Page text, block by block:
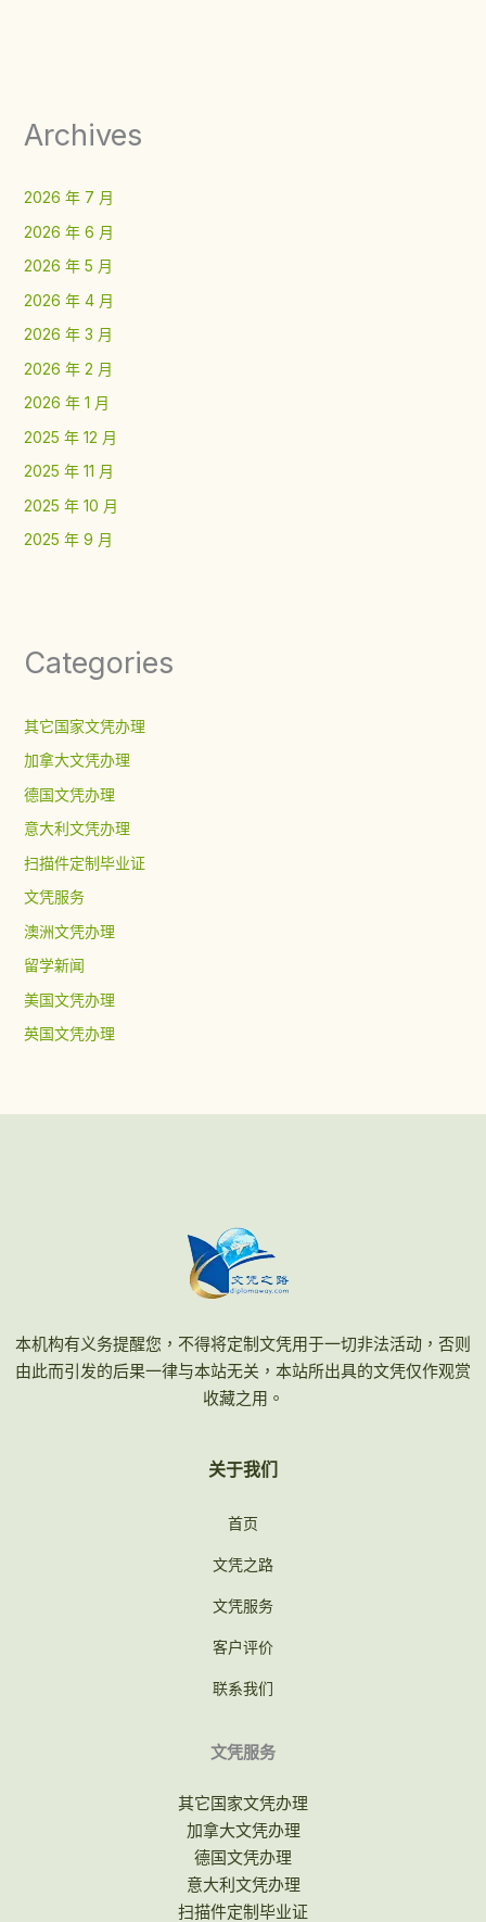
Archives
2026 年 7 月
2026 年 6 月
2026 年 5 月
2026 年 4 月
2026 年 3 月
2026 年 2 月
2026 年 1 月
2025 年 12 月
2025 年 11 月
2025 年 10 月
2025 年 9 月
Categories
其它国家文凭办理
加拿大文凭办理
德国文凭办理
意大利文凭办理
扫描件定制毕业证
文凭服务
澳洲文凭办理
留学新闻
美国文凭办理
英国文凭办理
本机构有义务提醒您，不得将定制文凭用于一切非法活动，否则
由此而引发的后果一律与本站无关，本站所出具的文凭仅作观赏
收藏之用。
关于我们
首页
文凭之路
文凭服务
客户评价
联系我们
文凭服务
其它国家文凭办理
加拿大文凭办理
德国文凭办理
意大利文凭办理
扫描件定制毕业证